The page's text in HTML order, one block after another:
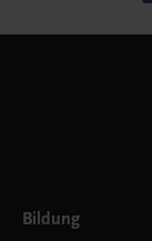
Bildung